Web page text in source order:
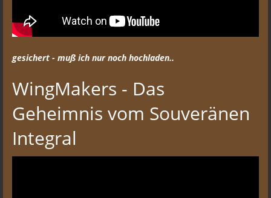
gesichert - muß ich nur noch hochladen..
WingMakers - Das
Geheimnis vom Souveränen
Integral